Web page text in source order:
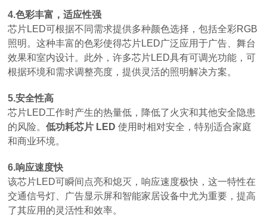
4.色彩丰富，适应性强
芯片LED可根据不同需求提供多种颜色选择，包括全彩RGB
照明。这种丰富的色彩使得芯片LED广泛应用于广告、舞台
效果和室内设计。此外，许多芯片LED具有可调光功能，可
根据环境和需求调整亮度，提供灵活的照明解决方案。
5.安全性高
芯片LED工作时产生的热量低，降低了火灾和其他安全隐患
的风险。低功耗芯片 LED 使用时相对安全，特别适合家庭
和商业环境。
6.响应速度快
该芯片LED可瞬间点亮和熄灭，响应速度极快，这一特性在
交通信号灯、广告显示屏和智能家居设备中尤为重要，提高
了其应用的灵活性和效率。